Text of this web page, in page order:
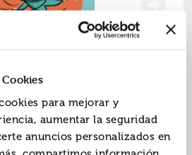
para mejorar y
aumentar la seguridad
anuncios personalizados en
patoso